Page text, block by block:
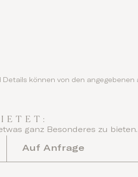
können von den angegebenen
ganz Besonderes zu bieten.
Auf Anfrage